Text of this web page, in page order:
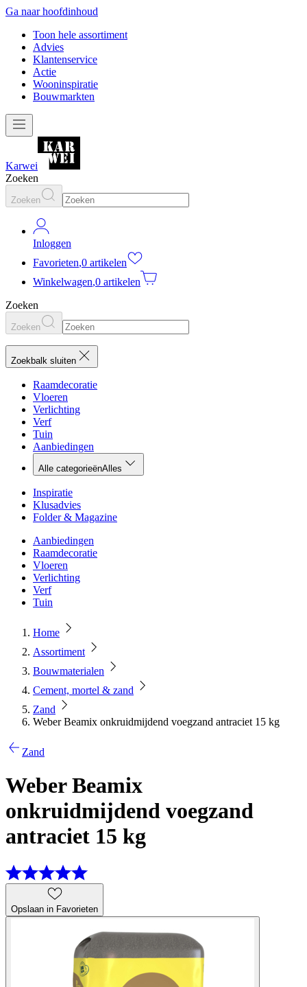
Ga naar hoofdinhoud
Toon hele assortiment
Advies
Klantenservice
Actie
Wooninspiratie
Bouwmarkten
Karwei
Zoeken
Zoeken
Inloggen
Favorieten,0 artikelen
Winkelwagen,0 artikelen
Zoeken
Zoeken
Zoekbalk sluiten
Raamdecoratie
Vloeren
Verlichting
Verf
Tuin
Aanbiedingen
Alle categorieënAlles
Inspiratie
Klusadvies
Folder & Magazine
Aanbiedingen
Raamdecoratie
Vloeren
Verlichting
Verf
Tuin
Home
Assortiment
Bouwmaterialen
Cement, mortel & zand
Zand
Weber Beamix onkruidmijdend voegzand antraciet 15 kg
Zand
Weber Beamix
onkruidmijdend voegzand
antraciet 15 kg
Opslaan in Favorieten